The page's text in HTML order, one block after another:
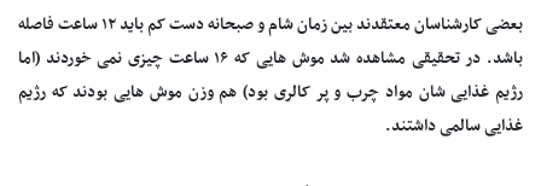
بعضی کارشناسان معتقدند بین زمان شام و صبحانه دست کم باید ۱۲ ساعت فاصله
باشد. در تحقیقی مشاهده شد موش هایی که ۱۶ ساعت چیزی نمی خوردند (اما
رژیم غذایی شان مواد چرب و پر کالری بود) هم وزن موش هایی بودند که رژیم
غذایی سالمی داشتند.